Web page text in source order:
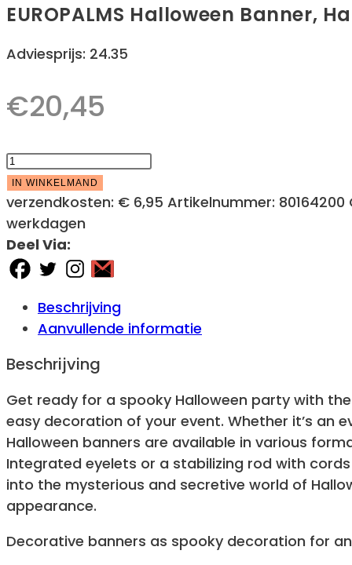
EUROPALMS Halloween Banner,
Adviesprijs: 24.35
€20,45
EUROPALMS
Halloween
Banner,
Haunted
House,
400x180cm
aantal
IN WINKELMAND
verzendkosten: € 6,95 Artikelnummer: 80164200
werkdagen
Deel Via:
Beschrijving
Aanvullende informatie
Beschrijving
Get ready for a spooky Halloween party with
easy decoration of your event. Whether it’s an
Halloween banners are available in various
Integrated eyelets or a stabilizing rod with
into the mysterious and secretive world of
appearance.
Decorative banners as spooky decoration for